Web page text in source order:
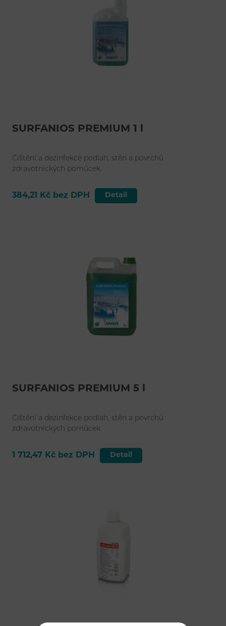
SURFANIOS PREMIUM 1 l
Čištění a dezinfekce podlah, stěn a povrchů
zdravotnických pomůcek.
384,21 Kč bez DPH Detail
SURFANIOS PREMIUM 5 l
Čištění a dezinfekce podlah, stěn a povrchů
zdravotnických pomůcek.
1 712,47 Kč bez DPH Detail